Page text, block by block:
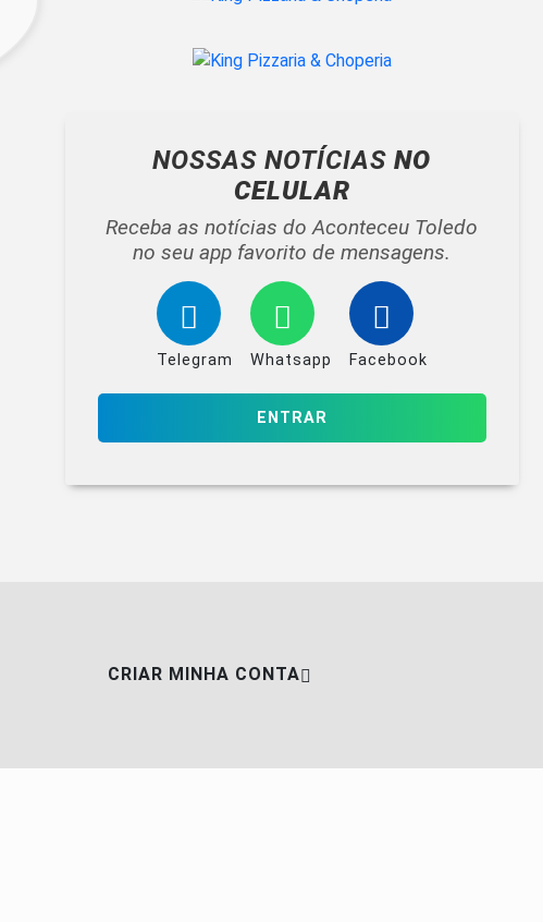
NOSSAS NOTÍCIASNO
CELULAR
Receba as notícias do Aconteceu Toledo
no seu app favorito de mensagens.
Telegram Whatsapp Facebook
ENTRAR
CRIAR MINHA CONTA